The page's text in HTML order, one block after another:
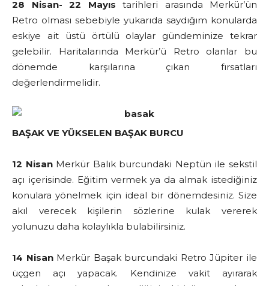
28 Nisan- 22 Mayıs tarihleri arasında Merkür’ün
Retro olması sebebiyle yukarıda saydığım konularda
eskiye ait üstü örtülü olaylar gündeminize tekrar
gelebilir. Haritalarında Merkür’ü Retro olanlar bu
dönemde karşılarına çıkan fırsatları
değerlendirmelidir.
BAŞAK VE YÜKSELEN BAŞAK BURCU
12 NisanMerkür Balık burcundaki Neptün ile sekstil
açı içerisinde. Eğitim vermek ya da almak istediğiniz
konulara yönelmek için ideal bir dönemdesiniz. Size
akıl verecek kişilerin sözlerine kulak vererek
yolunuzu daha kolaylıkla bulabilirsiniz.
14 NisanMerkür Başak burcundaki Retro Jüpiter ile
üçgen açı yapacak. Kendinize vakit ayırarak